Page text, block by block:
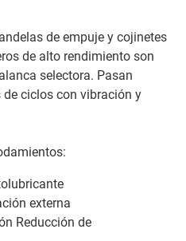
de empuje y cojinetes
de alto rendimiento son
selectora. Pasan
ciclos con vibración y
externa
Reducción de